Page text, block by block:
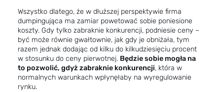
Wszystko dlatego, że w dłuższej perspektywie firma
dumpingująca ma zamiar powetować sobie poniesione
koszty. Gdy tylko zabraknie konkurencji, podniesie ceny –
być może równie gwałtownie, jak gdy je obniżała, tym
razem jednak dodając od kilku do kilkudziesięciu procent
w stosunku do ceny pierwotnej. Będzie sobie mogła na
to pozwolić, gdyż zabraknie konkurencji, która w
normalnych warunkach wpłynęłaby na wyregulowanie
rynku.